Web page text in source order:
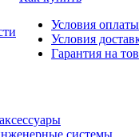
Условия оплаты
Условия
Гарантия на
системы